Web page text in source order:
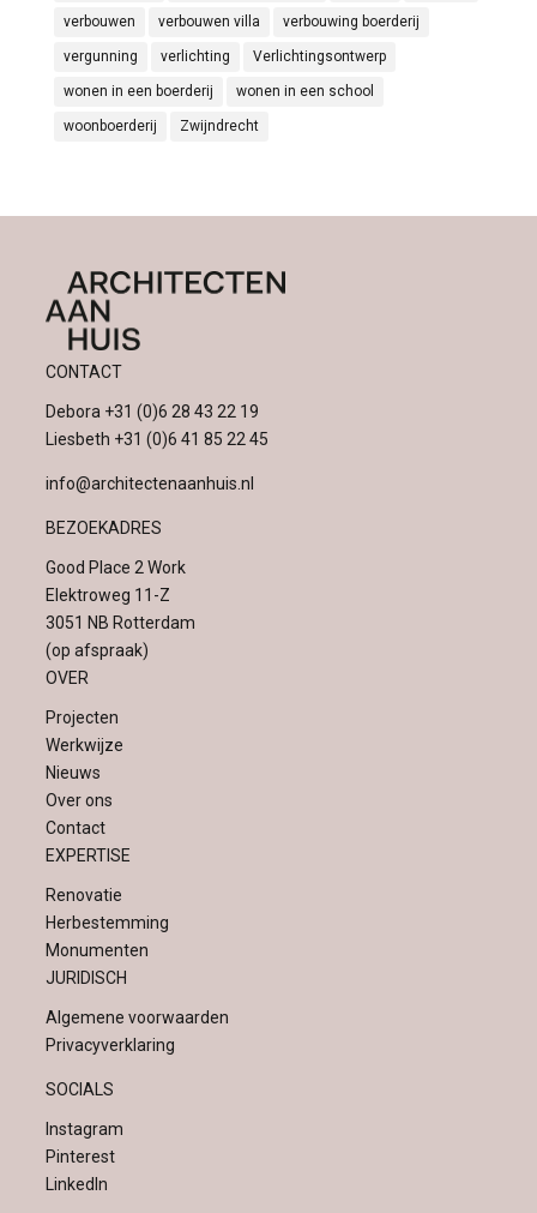
verbouwen verbouwen villa verbouwing boerderij
vergunning verlichting Verlichtingsontwerp
wonen in een boerderij wonen in een school
woonboerderij Zwijndrecht
CONTACT
Debora +31 (0)6 28 43 22 19
Liesbeth +31 (0)6 41 85 22 45
info@architectenaanhuis.nl
BEZOEKADRES
Good Place 2 Work
Elektroweg 11-Z
3051 NB Rotterdam
(op afspraak)
OVER
Projecten
Werkwijze
Nieuws
Over ons
Contact
EXPERTISE
Renovatie
Herbestemming
Monumenten
JURIDISCH
Algemene voorwaarden
Privacyverklaring
SOCIALS
Instagram
Pinterest
LinkedIn